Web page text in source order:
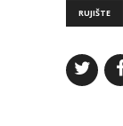
RUJIŠTE